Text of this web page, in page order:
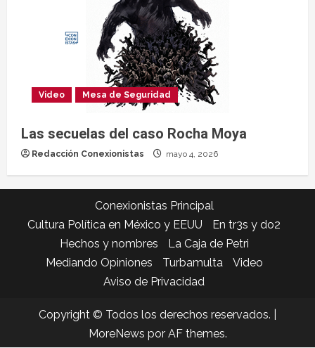
Video Mesa de Seguridad
Las secuelas del caso Rocha Moya
Redacción Conexionistas mayo 4, 2026
Conexionistas Principal
Cultura Política en México y EEUU
En tr3s y do2
Hechos y nombres
La Caja de Petri
Mediando Opiniones
Turbamulta
Video
Aviso de Privacidad
Copyright © Todos los derechos reservados.
MoreNews por AF themes.